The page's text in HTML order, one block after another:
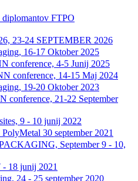
diplomantov FTPO
23-24 SEPTEMBER 2026
16-17 Oktober 2025
conference, 4-5 Junij 2025
conference, 14-15 Maj 2024
19-20 Oktober 2023
conference, 21-22 September
9 - 10 junij 2022
30 september 2021
September 9 - 10,
- 18 junij 2021
24 - 25 september 2020